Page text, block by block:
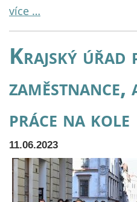
více …
Krajský úřad
práce na kole
11.06.2023